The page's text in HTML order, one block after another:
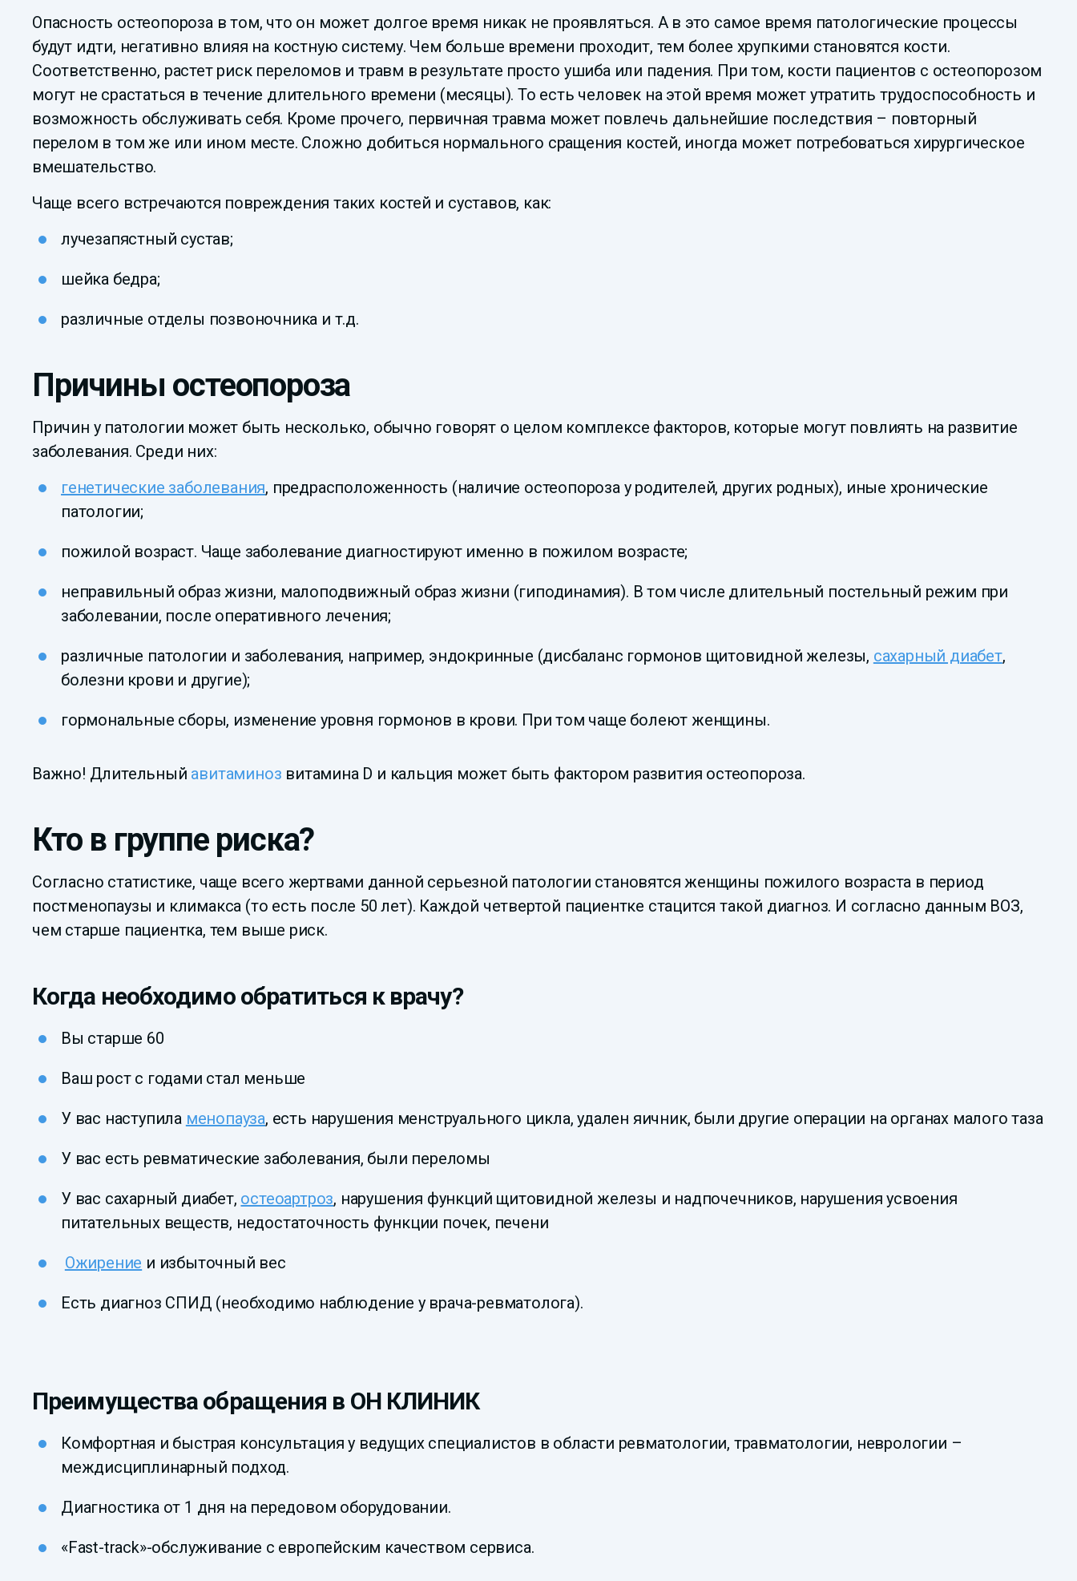
Опасность остеопороза в том, что он может долгое время никак не проявляться. А в это самое время патологические процессы
будут идти, негативно влияя на костную систему. Чем больше времени проходит, тем более хрупкими становятся кости.
Соответственно, растет риск переломов и травм в результате просто ушиба или падения. При том, кости пациентов с остеопорозом
могут не срастаться в течение длительного времени (месяцы). То есть человек на этой время может утратить трудоспособность и
возможность обслуживать себя. Кроме прочего, первичная травма может повлечь дальнейшие последствия – повторный
перелом в том же или ином месте. Сложно добиться нормального сращения костей, иногда может потребоваться хирургическое
вмешательство.
Чаще всего встречаются повреждения таких костей и суставов, как:
лучезапястный сустав;
шейка бедра;
различные отделы позвоночника и т.д.
Причины остеопороза
Причин у патологии может быть несколько, обычно говорят о целом комплексе факторов, которые могут повлиять на развитие
заболевания. Среди них:
генетические заболевания, предрасположенность (наличие остеопороза у родителей, других родных), иные хронические
патологии;
пожилой возраст. Чаще заболевание диагностируют именно в пожилом возрасте;
неправильный образ жизни, малоподвижный образ жизни (гиподинамия). В том числе длительный постельный режим при
заболевании, после оперативного лечения;
различные патологии и заболевания, например, эндокринные (дисбаланс гормонов щитовидной железы, сахарный диабет,
болезни крови и другие);
гормональные сборы, изменение уровня гормонов в крови. При том чаще болеют женщины.
Важно! Длительный авитаминоз витамина D и кальция может быть фактором развития остеопороза.
Кто в группе риска?
Согласно статистике, чаще всего жертвами данной серьезной патологии становятся женщины пожилого возраста в период
постменопаузы и климакса (то есть после 50 лет). Каждой четвертой пациентке стацится такой диагноз. И согласно данным ВОЗ,
чем старше пациентка, тем выше риск.
Когда необходимо обратиться к врачу?
Вы старше 60
Ваш рост с годами стал меньше
У вас наступила менопауза, есть нарушения менструального цикла, удален яичник, были другие операции на органах малого таза
У вас есть ревматические заболевания, были переломы
У вас сахарный диабет, остеоартроз, нарушения функций щитовидной железы и надпочечников, нарушения усвоения
питательных веществ, недостаточность функции почек, печени
Ожирение и избыточный вес
Есть диагноз СПИД (необходимо наблюдение у врача-ревматолога).
Преимущества обращения в ОН КЛИНИК
Комфортная и быстрая консультация у ведущих специалистов в области ревматологии, травматологии, неврологии –
междисциплинарный подход.
Диагностика от 1 дня на передовом оборудовании.
«Fast-track»-обслуживание с европейским качеством сервиса.